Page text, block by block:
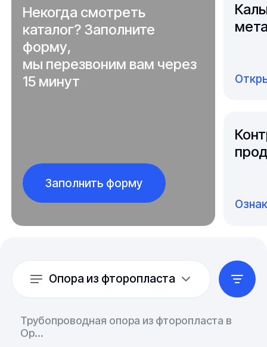
Некогда смотреть
каталог? Заполните
форму,
мы перезвоним вам через
15 минут
Заполнить форму
Опора из фторопласта
Трубопроводная опора из фторопласта в
Ор...